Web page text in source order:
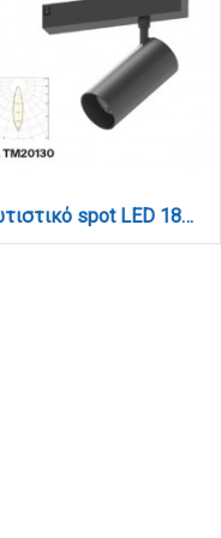
Φωτιστικό spot LED 18W, 3CCT, 24° για μαγνητική ράγα 220V, σε μαύρη απόχρωση D:5,5x12cm (TM20130)